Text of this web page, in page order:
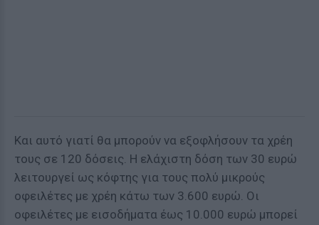
Και αυτό γιατί θα μπορούν να εξοφλήσουν τα χρέη
τους σε 120 δόσεις. Η ελάχιστη δόση των 30 ευρώ
λειτουργεί ως κόφτης για τους πολύ μικρούς
οφειλέτες με χρέη κάτω των 3.600 ευρώ. Οι
οφειλέτες με εισοδήματα έως 10.000 ευρώ μπορεί